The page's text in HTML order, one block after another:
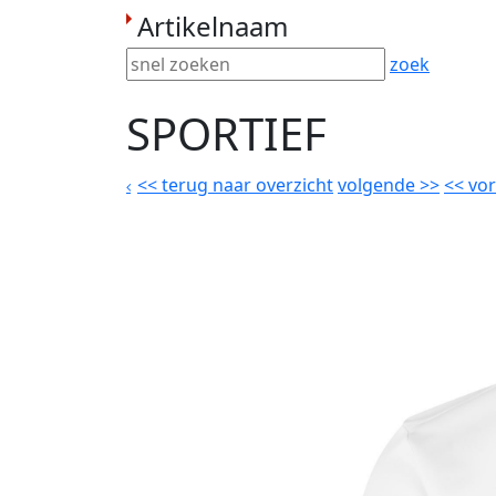
Artikelnaam
zoek
SPORTIEF
<<terug naar overzichtvolgende>><<